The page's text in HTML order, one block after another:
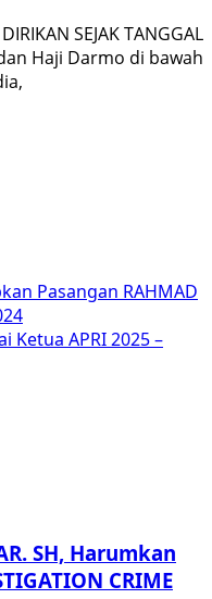
SEJAK TANGGAL
Haji Darmo di bawah
Pasangan RAHMAD
Ketua APRI 2025 –
SH, Harumkan
CRIME